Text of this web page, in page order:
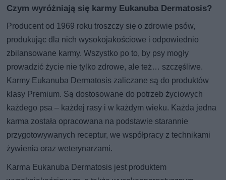
Czym wyróżniają się karmy Eukanuba Dermatosis?
Producent od 1969 roku troszczy się o zdrowie psów,
produkując dla nich wysokojakościowe i odpowiednio
zbilansowane karmy. Wszystko po to, by psy mogły
prowadzić życie nie tylko zdrowe, ale też… szczęśliwe.
Karmy Eukanuba Dermatosis zaliczane są do produktów
klasy Premium. Są dostosowane do potrzeb życiowych
każdego psa – każdej rasy i w każdym wieku. Każda jedna
karma została opracowana na podstawie starannie
przygotowywanych receptur, we współpracy z technikami
żywienia oraz weterynarzami.
Karma Eukanuba Dermatosis jest produktem